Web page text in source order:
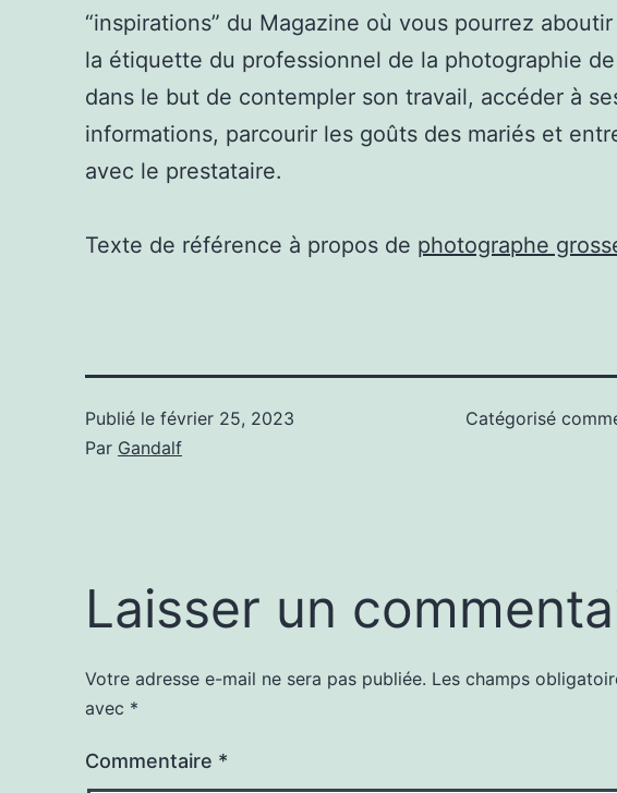
“inspirations” du Magazine où vous pourrez aboutir
la étiquette du professionnel de la photographie
dans le but de contempler son travail, accéder à
informations, parcourir les goûts des mariés et
avec le prestataire.
Texte de référence à propos de photographe
Publié le février 25, 2023
Par Gandalf
Catégorisé
Laisser un
Votre adresse e-mail ne sera pas publiée. Les champs
avec *
Commentaire *